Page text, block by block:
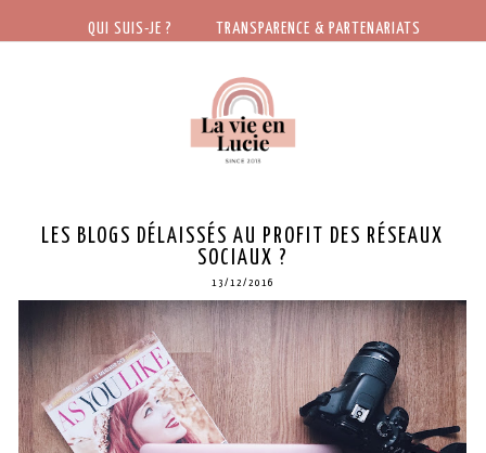
LES BLOGS DÉLAISSÉS AU PROFIT DES RÉSEAUX
SOCIAUX ?
13/12/2016
QUI SUIS-JE ? TRANSPARENCE & PARTENARIATS